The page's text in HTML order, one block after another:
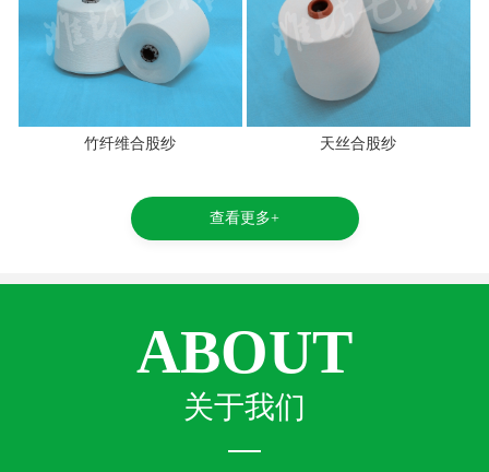
竹纤维合股纱 天丝合股纱
查看更多+
ABOUT
关于我们